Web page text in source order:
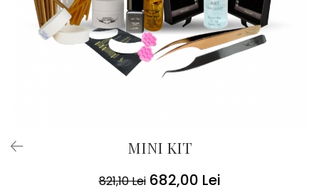
MINI KIT
821,10 Lei 682,00 Lei